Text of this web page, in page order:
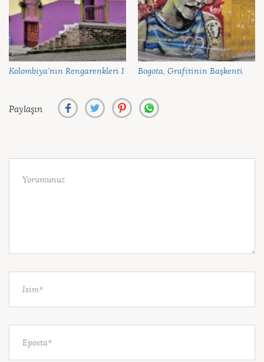
Kolombiya’nın Rengarenkleri I Bogota, Grafitinin Başkenti
Paylaşın